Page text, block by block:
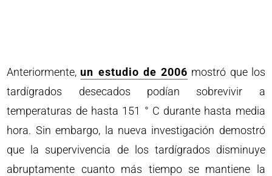
Anteriormente, un estudio de 2006 mostró que los
tardígrados desecados podían sobrevivir a
temperaturas de hasta 151 ° C durante hasta media
hora. Sin embargo, la nueva investigación demostró
que la supervivencia de los tardígrados disminuye
abruptamente cuanto más tiempo se mantiene la